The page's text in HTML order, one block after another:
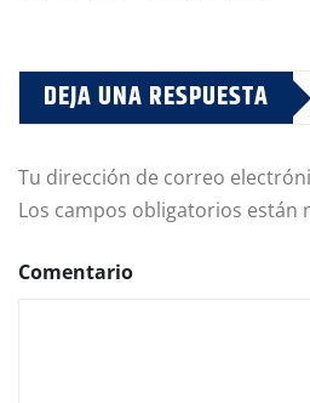
DEJA UNA RESPUESTA
Tu dirección de correo
Los campos obligatorios están
Comentario